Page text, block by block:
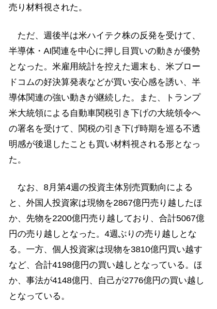
売り材料視された。
ただ、週後半は米ハイテク株の反発を受けて、
半導体・AI関連を中心に押し目買いの動きが優勢
となった。米雇用統計を控えた週末も、米ブロー
ドコムの好決算発表などが買い安心感を誘い、半
導体関連の強い動きが継続した。また、トランプ
米大統領による自動車関税引き下げの大統領令へ
の署名を受けて、関税の引き下げ時期を巡る不透
明感が後退したことも買い材料視される形となっ
た。
なお、8月第4週の投資主体別売買動向による
と、外国人投資家は現物を2867億円売り越したほ
か、先物を2200億円売り越しており、合計5067億
円の売り越しとなった。4週ぶりの売り越しとな
る。一方、個人投資家は現物を3810億円買い越す
など、合計4198億円の買い越しとなっている。ほ
か、事法が4148億円、自己が2776億円の買い越し
となっている。